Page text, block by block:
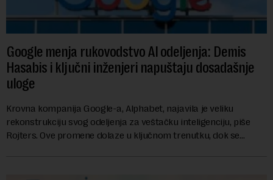
Google menja rukovodstvo AI odeljenja: Demis
Hasabis i ključni inženjeri napuštaju dosadašnje
uloge
Krovna kompanija Google-a, Alphabet, najavila je veliku
rekonstrukciju svog odeljenja za veštačku inteligenciju, piše
Rojters. Ove promene dolaze u ključnom trenutku, dok se